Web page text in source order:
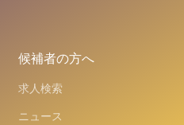
候補者の方へ
求人検索
ニュース